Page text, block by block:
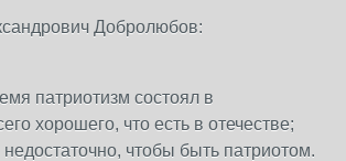
Добролюбов:
патриотизм состоял в
хорошего, что есть в отечестве;
чтобы быть патриотом.